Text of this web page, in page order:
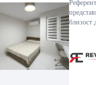
Референтен номер: Z-
близост
- Валдес
връзка